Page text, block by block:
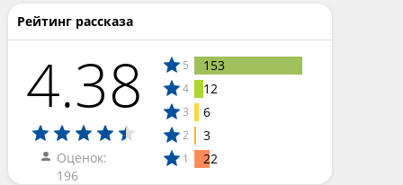
Рейтинг рассказа
4.38
Оценок:
196
5 153
4 12
3 6
2 3
1 22